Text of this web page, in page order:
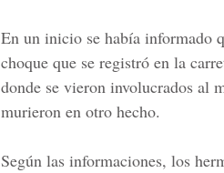
En un inicio se había informado
choque que se registró en la
donde se vieron involucrados al
murieron en otro hecho.
Según las informaciones, los